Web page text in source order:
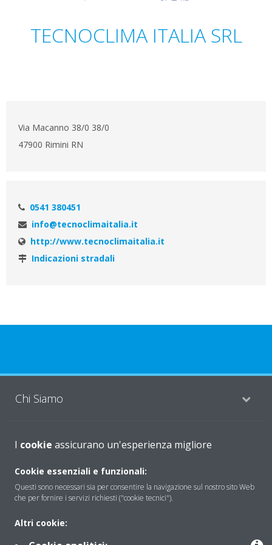
TECNOCLIMA ITALIA SRL
Via Macanno 38/0 38/0
47900 Rimini RN
0541 380451
info@tecnoclimaitalia.it
http://www.tecnoclimaitalia.it
Indicazioni stradali
Chi Siamo
Soluzioni
Contattaci
Periodo di supporto definito
I cookie assicurano un'esperienza migliore
Cookie essenziali e funzionali:
Questi sono necessari sia per consentire la navigazione sul nostro sito Web
che per fornire i servizi richiesti ("cookie tecnici").
Altri cookie: